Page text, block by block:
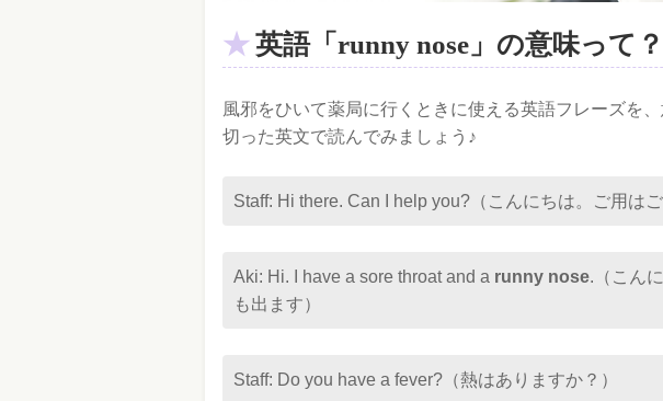
英語「runny nose」の意味って？
風邪をひいて薬局に行くときに使える英語フレーズを
切った英文で読んでみましょう♪
Staff: Hi there. Can I help you?（こんにちは。ご用はご
Aki: Hi. I have a sore throat and a runny nose.（こん
も出ます）
Staff: Do you have a fever?（熱はありますか？）